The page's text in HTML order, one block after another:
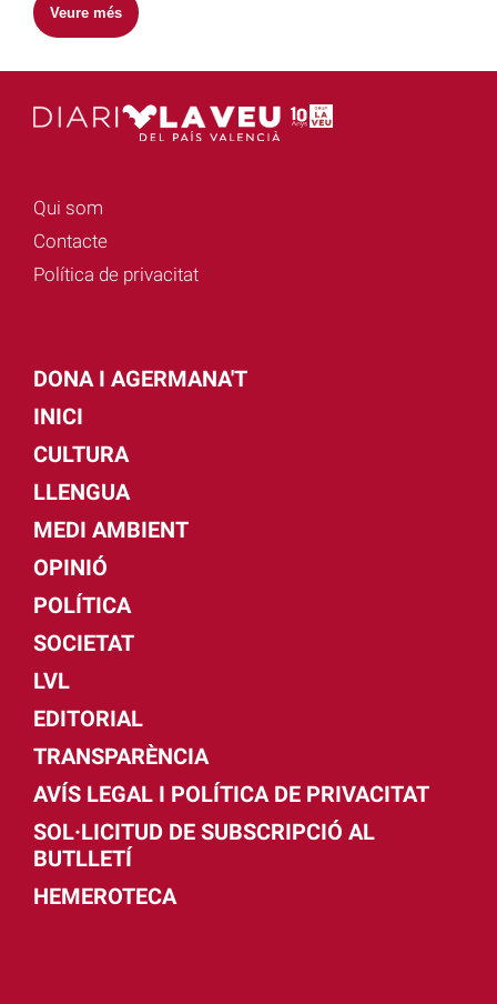
Veure més
Qui som
Contacte
Política de privacitat
DONA I AGERMANA'T
INICI
CULTURA
LLENGUA
MEDI AMBIENT
OPINIÓ
POLÍTICA
SOCIETAT
LVL
EDITORIAL
TRANSPARÈNCIA
AVÍS LEGAL I POLÍTICA DE PRIVACITAT
SOL·LICITUD DE SUBSCRIPCIÓ AL
BUTLLETÍ
HEMEROTECA